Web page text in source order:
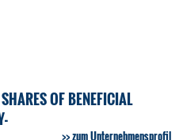
OF BENEFICIAL
zum Unternehmensprofil